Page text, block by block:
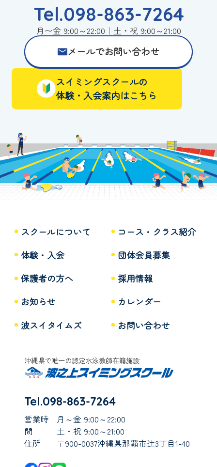
Tel.098-863-7264
月〜金 9:00～22:00｜土・祝 9:00～21:00
メールでお問い合わせ
スイミングスクールの
体験・入会案内はこちら
スクールについて
コース・クラス紹介
体験・入会
団体会員募集
保護者の方へ
採用情報
お知らせ
カレンダー
波スイタイムズ
お問い合わせ
沖縄県で唯一の認定水泳教師在籍施設
Tel.098-863-7264
営業時
間
月～金 9:00～22:00
土・祝 9:00～21:00
住所
〒900-0037沖縄県那覇市辻3丁目1-40